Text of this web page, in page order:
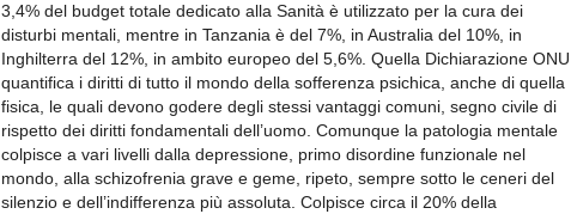
3,4% del budget totale dedicato alla Sanità è utilizzato per la cura dei
disturbi mentali, mentre in Tanzania è del 7%, in Australia del 10%, in
Inghilterra del 12%, in ambito europeo del 5,6%. Quella Dichiarazione ONU
quantifica i diritti di tutto il mondo della sofferenza psichica, anche di quella
fisica, le quali devono godere degli stessi vantaggi comuni, segno civile di
rispetto dei diritti fondamentali dell’uomo. Comunque la patologia mentale
colpisce a vari livelli dalla depressione, primo disordine funzionale nel
mondo, alla schizofrenia grave e geme, ripeto, sempre sotto le ceneri del
silenzio e dell’indifferenza più assoluta. Colpisce circa il 20% della